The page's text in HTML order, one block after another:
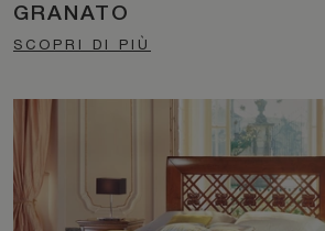
GRANATO
SCOPRI DI PIÙ